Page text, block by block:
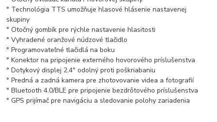
° Technológia TTS umožňuje hlasové hlásenie nastavenej
skupiny
° Otočný gombík pre rýchle nastavenie hlasitosti
° Vyhradené oranžové núdzové tlačidlo
° Programovateľné tlačidlá na boku
° Konektor na pripojenie externého hovorového príslušenstva
° Dotykový displej 2.4″ odolný proti poškriabaniu
° Predná a zadná kamera pre zhotovovanie videa a fotografií
° Bluetooth 4.0/BLE pre pripojenie bezdrôtového príslušenstva
° GPS prijímač pre navigáciu a sledovanie polohy zariadenia